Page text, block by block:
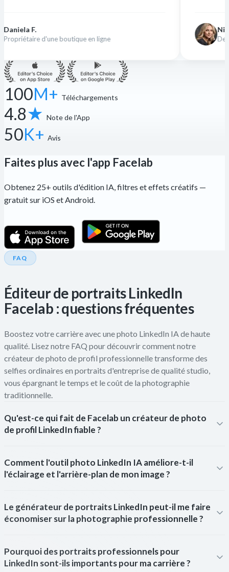
boutique en ligne Designer
100M+ Téléchargements
4.8★ Note de l'App
50K+ Avis
Faites plus avec l'app Facelab
Obtenez 25+ outils d'édition IA, filtres et effets créatifs —
gratuit sur iOS et Android.
FAQ
Éditeur de portraits LinkedIn
Facelab : questions fréquentes
Boostez votre carrière avec une photo LinkedIn IA de haute
qualité. Lisez notre FAQ pour découvrir comment notre
créateur de photo de profil professionnelle transforme des
selfies ordinaires en portraits d'entreprise de qualité studio,
vous épargnant le temps et le coût de la photographie
traditionnelle.
Qu'est-ce qui fait de Facelab un créateur de photo
de profil LinkedIn fiable ?
Comment l'outil photo LinkedIn IA améliore-t-il
l'éclairage et l'arrière-plan de mon image ?
Le générateur de portraits LinkedIn peut-il me faire
économiser sur la photographie professionnelle ?
Pourquoi des portraits professionnels pour
LinkedIn sont-ils importants pour ma carrière ?